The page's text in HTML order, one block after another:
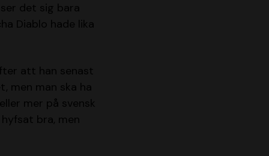
det sig bara
Diablo hade lika
att han senast
men man ska ha
mer på svensk
bra, men